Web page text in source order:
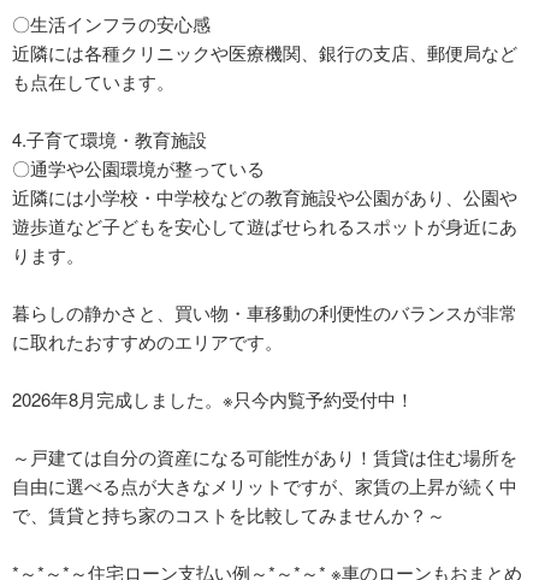
〇生活インフラの安心感
近隣には各種クリニックや医療機関、銀行の支店、郵便局など
も点在しています。
4.子育て環境・教育施設
〇通学や公園環境が整っている
近隣には小学校・中学校などの教育施設や公園があり、公園や
遊歩道など子どもを安心して遊ばせられるスポットが身近にあ
ります。
暮らしの静かさと、買い物・車移動の利便性のバランスが非常
に取れたおすすめのエリアです。
2026年8月完成しました。※只今内覧予約受付中！
～戸建ては自分の資産になる可能性があり！賃貸は住む場所を
自由に選べる点が大きなメリットですが、家賃の上昇が続く中
で、賃貸と持ち家のコストを比較してみませんか？～
*～*～*～住宅ローン支払い例～*～*～* ※車のローンもおまとめ